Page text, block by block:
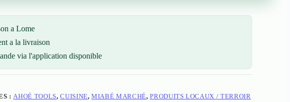
a Lome
a la livraison
via l'application disponible
: AHOÉ TOOLS,CUISINE,MIABÉ MARCHÉ,PRODUITS LOCAUX / TERROIR